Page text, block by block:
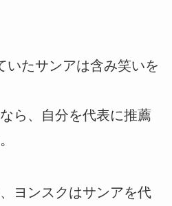
いたサンアは含み笑いを
ら、自分を代表に推薦
ヨンスクはサンアを代